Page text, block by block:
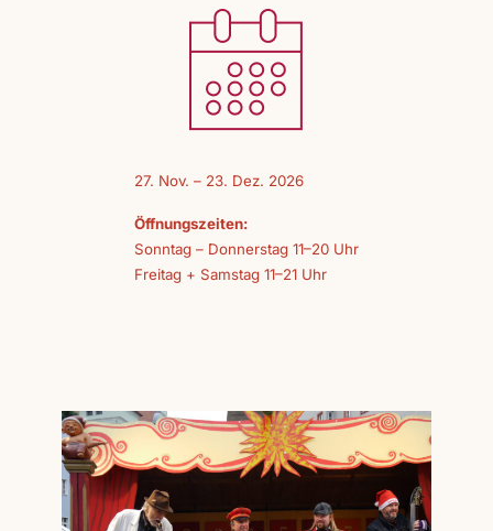
27. Nov. – 23. Dez. 2026
Öffnungszeiten:
Sonntag – Donnerstag 11–20 Uhr
Freitag + Samstag 11–21 Uhr